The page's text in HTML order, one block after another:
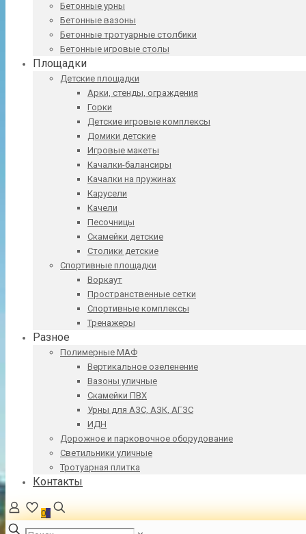
Бетонные урны
Бетонные вазоны
Бетонные тротуарные столбики
Бетонные игровые столы
Площадки
Детские площадки
Арки, стенды, ограждения
Горки
Детские игровые комплексы
Домики детские
Игровые макеты
Качалки-балансиры
Качалки на пружинах
Карусели
Качели
Песочницы
Скамейки детские
Столики детские
Спортивные площадки
Воркаут
Пространственные сетки
Спортивные комплексы
Тренажеры
Разное
Полимерные МАФ
Вертикальное озеленение
Вазоны уличные
Скамейки ПВХ
Урны для АЗС, АЗК, АГЗС
ИДН
Дорожное и парковочное оборудование
Светильники уличные
Тротуарная плитка
Контакты
00